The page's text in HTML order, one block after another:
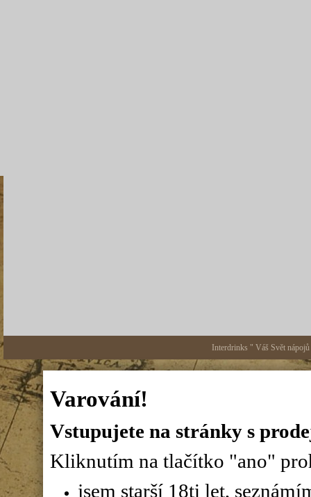
Interdrinks " Váš Svět
Varování!
Vstupujete na stránky s
Kliknutím na tlačítko "ano"
jsem starší 18ti let,